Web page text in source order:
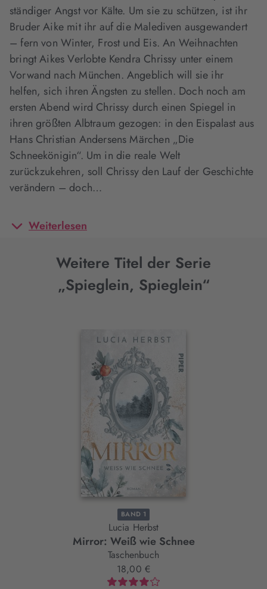
ständiger Angst vor Kälte. Um sie zu schützen, ist ihr
Bruder Aike mit ihr auf die Malediven ausgewandert
– fern von Winter, Frost und Eis. An Weihnachten
bringt Aikes Verlobte Kendra Chrissy unter einem
Vorwand nach München. Angeblich will sie ihr
helfen, sich ihren Ängsten zu stellen. Doch noch am
ersten Abend wird Chrissy durch einen Spiegel in
ihren größten Albtraum gezogen: in den Eispalast aus
Hans Christian Andersens Märchen „Die
Schneekönigin“. Um in die reale Welt
zurückzukehren, soll Chrissy den Lauf der Geschichte
verändern – doch…
Weiterlesen
Weitere Titel der Serie
„Spieglein, Spieglein“
BAND 1
Lucia Herbst
Mirror: Weiß wie Schnee
Taschenbuch
18,00 €